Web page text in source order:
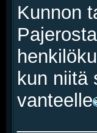
Kunnon
kun niitä
vanteelle